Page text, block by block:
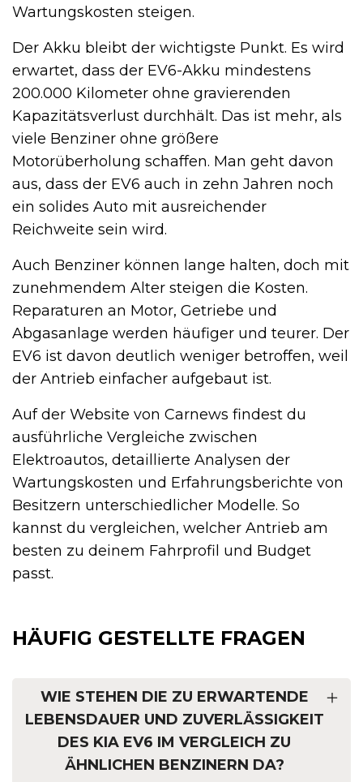
Wartungskosten steigen.
Der Akku bleibt der wichtigste Punkt. Es wird
erwartet, dass der EV6-Akku mindestens
200.000 Kilometer ohne gravierenden
Kapazitätsverlust durchhält. Das ist mehr, als
viele Benziner ohne größere
Motorüberholung schaffen. Man geht davon
aus, dass der EV6 auch in zehn Jahren noch
ein solides Auto mit ausreichender
Reichweite sein wird.
Auch Benziner können lange halten, doch mit
zunehmendem Alter steigen die Kosten.
Reparaturen an Motor, Getriebe und
Abgasanlage werden häufiger und teurer. Der
EV6 ist davon deutlich weniger betroffen, weil
der Antrieb einfacher aufgebaut ist.
Auf der Website von Carnews findest du
ausführliche Vergleiche zwischen
Elektroautos, detaillierte Analysen der
Wartungskosten und Erfahrungsberichte von
Besitzern unterschiedlicher Modelle. So
kannst du vergleichen, welcher Antrieb am
besten zu deinem Fahrprofil und Budget
passt.
HÄUFIG GESTELLTE FRAGEN
WIE STEHEN DIE ZU ERWARTENDE
LEBENSDAUER UND ZUVERLÄSSIGKEIT
DES KIA EV6 IM VERGLEICH ZU
ÄHNLICHEN BENZINERN DA?